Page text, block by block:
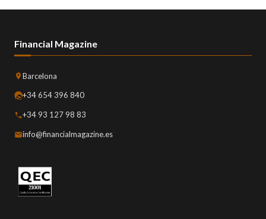
Financial Magazine
Barcelona
+34 654 396 840
+34 93 127 98 83
info@financialmagazine.es